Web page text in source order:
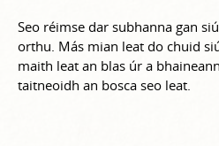
Seo réimse dar subhanna gan
orthu. Más mian leat do chuid
maith leat an blas úr a
taitneoidh an bosca seo leat.